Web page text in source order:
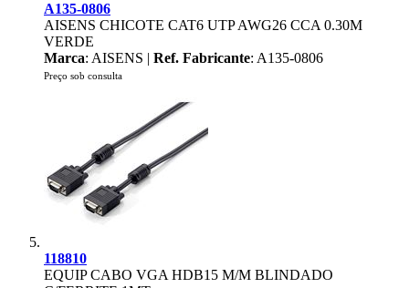
A135-0806
AISENS CHICOTE CAT6 UTP AWG26 CCA 0.30M
VERDE
Marca: AISENS | Ref. Fabricante: A135-0806
Preço sob consulta
118810
EQUIP CABO VGA HDB15 M/M BLINDADO